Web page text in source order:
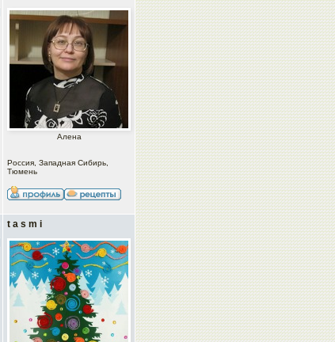
Алена
Россия, Западная Сибирь,
Тюмень
t a s m i